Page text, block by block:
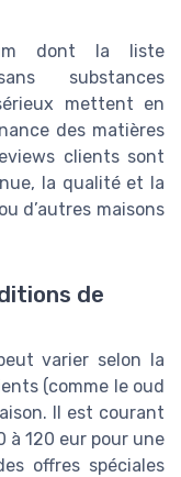
dont la liste
substances
mettent en
des matières
clients sont
la qualité et la
d’autres maisons
de
varier selon la
(comme le oud
Il est courant
à 120 eur pour une
offres spéciales